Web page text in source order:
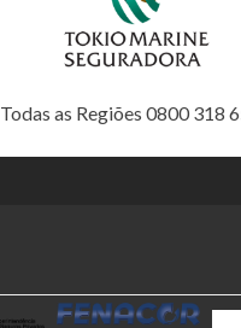
Todas as Regiões 0800 318